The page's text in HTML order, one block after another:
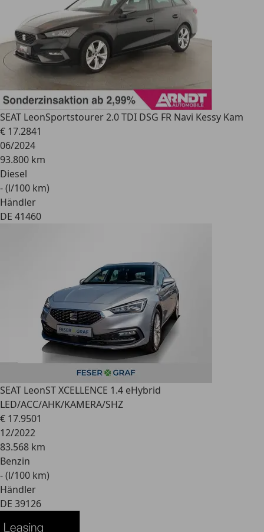
SEAT LeonSportstourer 2.0 TDI DSG FR Navi Kessy Kam
€ 17.2841
06/2024
93.800 km
Diesel
- (l/100 km)
Händler
DE 41460
SEAT LeonST XCELLENCE 1.4 eHybrid
LED/ACC/AHK/KAMERA/SHZ
€ 17.9501
12/2022
83.568 km
Benzin
- (l/100 km)
Händler
DE 39126